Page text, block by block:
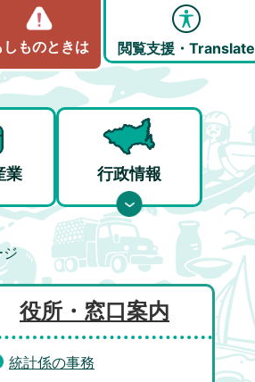
しものときは 閲覧支援・Translate
業 行政情報
役所・窓口案内
統計係の事務